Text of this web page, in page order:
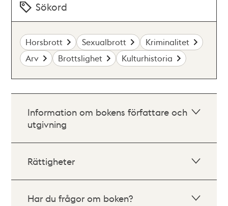
Sökord
Horsbrott Sexualbrott
Kriminalitet
Arv
Brottslighet Kulturhistoria
Information om bokens författare och
utgivning
Rättigheter
Har du frågor om boken?